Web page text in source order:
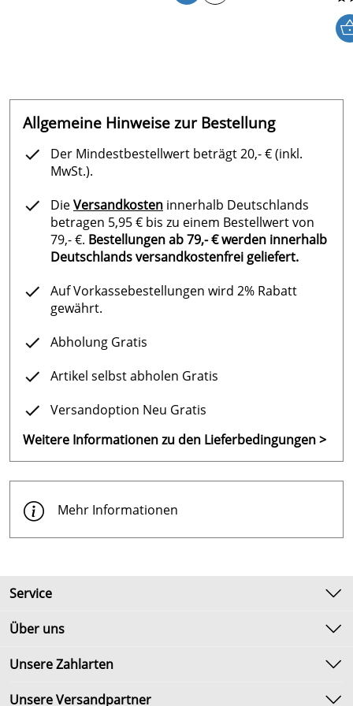
Allgemeine Hinweise zur Bestellung
Der Mindestbestellwert beträgt 20,- € (inkl.
MwSt.).
DieVersandkosten innerhalb Deutschlands
betragen 5,95 € bis zu einem Bestellwert von
79,- €. Bestellungen ab 79,- € werden innerhalb
Deutschlands versandkostenfrei geliefert.
Auf Vorkassebestellungen wird 2% Rabatt
gewährt.
Abholung Gratis
Artikel selbst abholen Gratis
Versandoption Neu Gratis
Weitere Informationen zu den Lieferbedingungen >
Mehr Informationen
Service
Kontakt
Umtausch & Rückgabe
Lieferbedingungen
Über uns
Unsere Bestseller
Unsere Zahlarten
Unsere Versandpartner